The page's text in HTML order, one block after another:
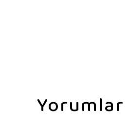
Yorumlar